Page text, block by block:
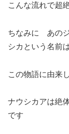
こんな流れで超
ちなみに あの
シカという名前
この物語に由来
ナウシカアは絶
です